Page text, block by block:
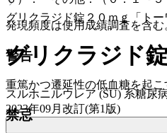
発現頻度は使用成績調査を含む
警告
重篤かつ遷延性の低血糖を起
禁忌
グリクラジド錠２０ｍｇ「トー
グリクラジド
スルホニルウレア (SU) 系糖尿
2023年09月改訂(第1版)